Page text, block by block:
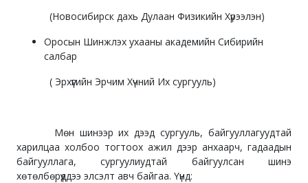
(Новосибирск дахь Дулаан Физикийн Хүрээлэн)
Оросын Шинжлэх ухааны академийн Сибирийн
салбар
( Эрхүүгийн Эрчим Хүчний Их сургууль)
Мөн шинээр их дээд сургууль, байгууллагуудтай
харилцаа холбоо тогтоох ажил дээр анхаарч, гадаадын
байгууллага, сургуулиудтай байгуулсан шинэ
хөтөлбөрүүддээ элсэлт авч байгаа. Үүнд: